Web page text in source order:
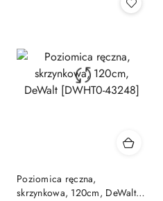
Poziomica ręczna,
skrzynkowa, 120cm, DeWalt